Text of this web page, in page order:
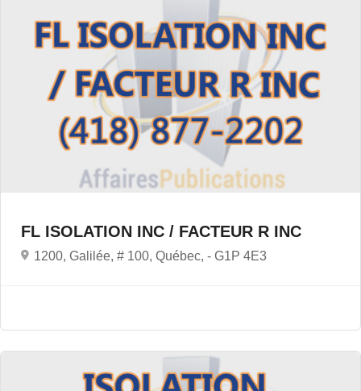
FL ISOLATION INC / FACTEUR R INC
1200, Galilée, # 100, Québec, - G1P 4E3